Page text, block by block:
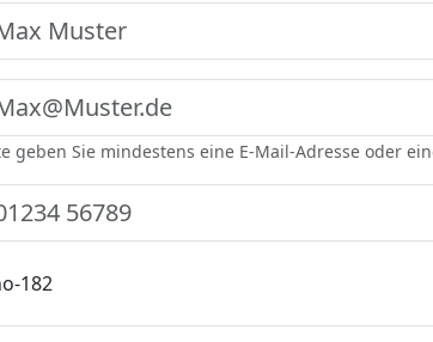
geben Sie mindestens eine E-Mail-Adresse oder
182